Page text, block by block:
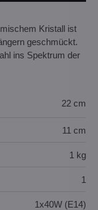
Kristall ist
geschmückt.
ins Spektrum der
22 cm
11 cm
1 kg
1
1x40W (E14)